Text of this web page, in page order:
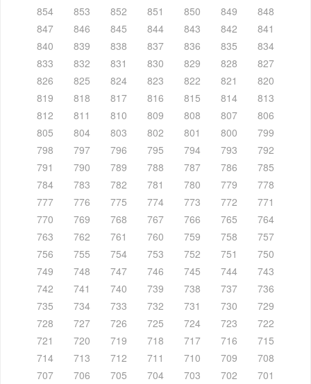
854
853 852 851 850 849
848
847
846 845 844 843 842
841
840
839 838 837 836 835
834
833
832 831 830 829 828
827
826
825 824 823 822 821
820
819
818 817 816 815 814
813
812
811 810 809 808 807
806
805
804 803 802 801 800
799
798
797 796 795 794 793
792
791
790 789 788 787 786
785
784
783 782 781 780 779
778
777
776 775 774 773 772
771
770
769 768 767 766 765
764
763
762 761 760 759 758
757
756
755 754 753 752 751
750
749
748 747 746 745 744
743
742
741 740 739 738 737
736
735
734 733 732 731 730
729
728
727 726 725 724 723
722
721
720 719 718 717 716
715
714
713 712 711 710 709
708
707
706 705 704 703 702
701